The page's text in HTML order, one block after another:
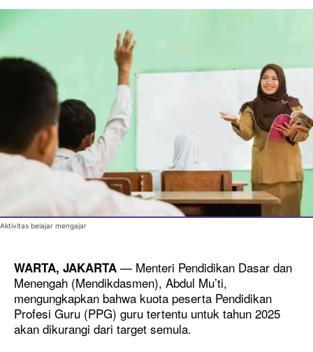
Aktivitas belajar mengajar
WARTA, JAKARTA — Menteri Pendidikan Dasar dan
Menengah (Mendikdasmen), Abdul Mu’ti,
mengungkapkan bahwa kuota peserta Pendidikan
Profesi Guru (PPG) guru tertentu untuk tahun 2025
akan dikurangi dari target semula.